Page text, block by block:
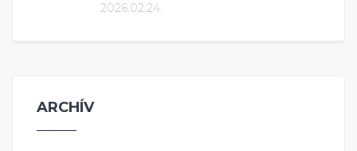
2026.02.24.
ARCHÍV